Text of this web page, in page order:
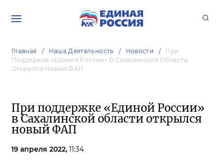
Главная Наша Деятельность Новости
При
Поддержке «Единой России» В Сахалинской Области
Открылся Новый ФАП
При поддержке «Единой России»
в Сахалинской области открылся
новый ФАП
19 апреля 2022, 11:34